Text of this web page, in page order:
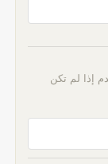
إذا لم تكن